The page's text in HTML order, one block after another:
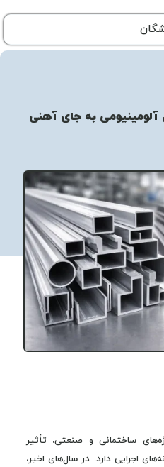
آلومینیومی به جای آهنی
ساختمانی و صنعتی، تأثیر
اجرایی دارد. در سال‌های اخیر،